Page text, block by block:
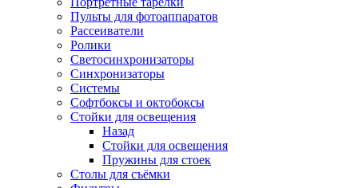
Пульты для фотоаппаратов
Рассеиватели
Ролики
Светосинхронизаторы
Синхронизаторы
Системы
Софтбоксы и октобоксы
Стойки для освещения
Назад
Стойки для освещения
Пружины для стоек
Столы для съёмки